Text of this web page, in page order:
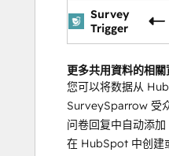
Survey
Trigger
更多共用資料的相關
您可以将数据从
SurveySparrow 受
问卷回复中自动添
在 HubSpot 中创建